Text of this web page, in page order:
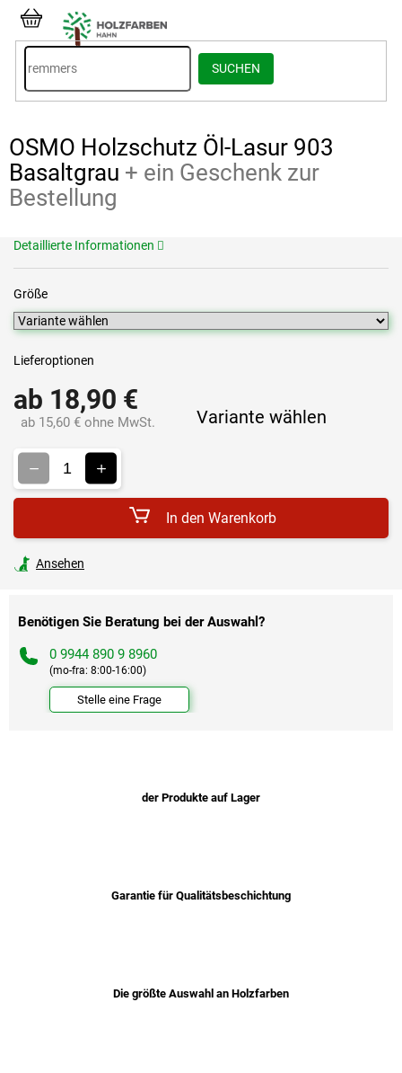
Inhalt
springen
SUCHEN
WARENKORB
OSMO Holzschutz Öl-Lasur 903
Basaltgrau + ein Geschenk zur
Bestellung
ab 18,90 €
ab 15,60 € ohne MwSt. Variante wählen
Größe
Lieferoptionen
In den Warenkorb
Detaillierte Informationen
Ansehen
Benötigen Sie Beratung bei der Auswahl?
0 9944 890 9 8960
(mo-fra: 8:00-16:00)
Stelle eine Frage
der Produkte auf Lager
Garantie für Qualitätsbeschichtung
Die größte Auswahl an Holzfarben